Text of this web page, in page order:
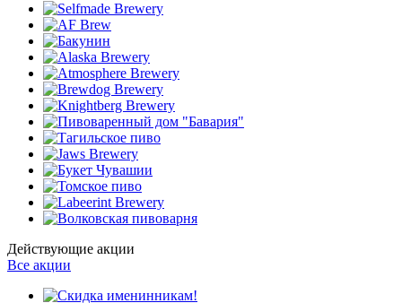
Действующие акции
Все акции